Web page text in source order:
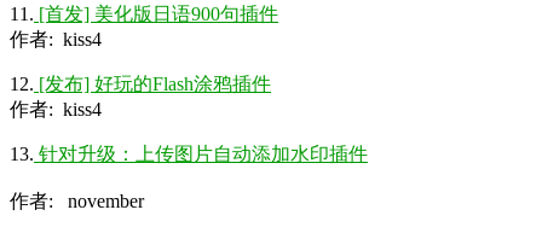
11. [首发] 美化版日语900句插件
作者: kiss4
12. [发布] 好玩的Flash涂鸦插件
作者: kiss4
13. 针对升级：上传图片自动添加水印插件
作者: november